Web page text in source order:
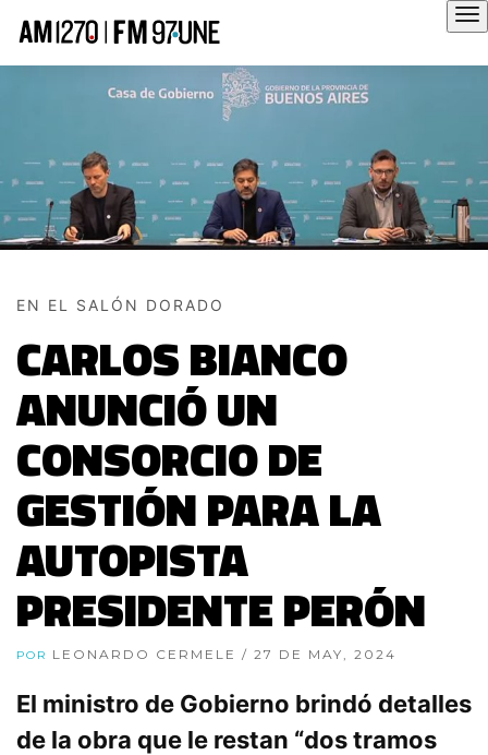
EN EL SALÓN DORADO
CARLOS BIANCO
ANUNCIÓ UN
CONSORCIO DE
GESTIÓN PARA LA
AUTOPISTA
PRESIDENTE PERÓN
POR LEONARDO CERMELE / 27 DE MAY, 2024
El ministro de Gobierno brindó detalles
de la obra que le restan “dos tramos